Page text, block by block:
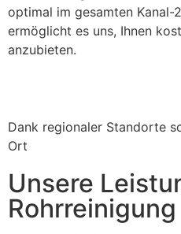
optimal im gesamten
ermöglicht es uns, Ihnen
anzubieten.
Dank regionaler Standorte
Ort
Unsere